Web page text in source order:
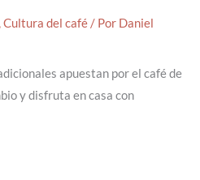
,Cultura del café / Por Daniel
apuestan por el café de
y disfruta en casa con